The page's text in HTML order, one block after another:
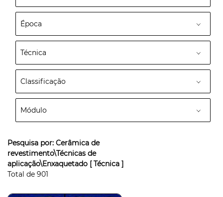
Época
Técnica
Classificação
Módulo
Pesquisa por: Cerâmica de
revestimento\Técnicas de
aplicação\Enxaquetado [ Técnica ]
Total de 901